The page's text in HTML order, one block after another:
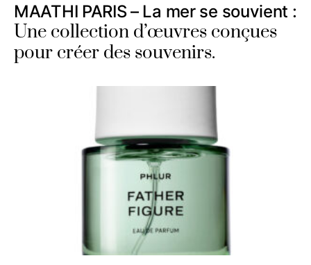
MAATHI PARIS – La mer se souvient :
Une collection d’œuvres conçues
pour créer des souvenirs.